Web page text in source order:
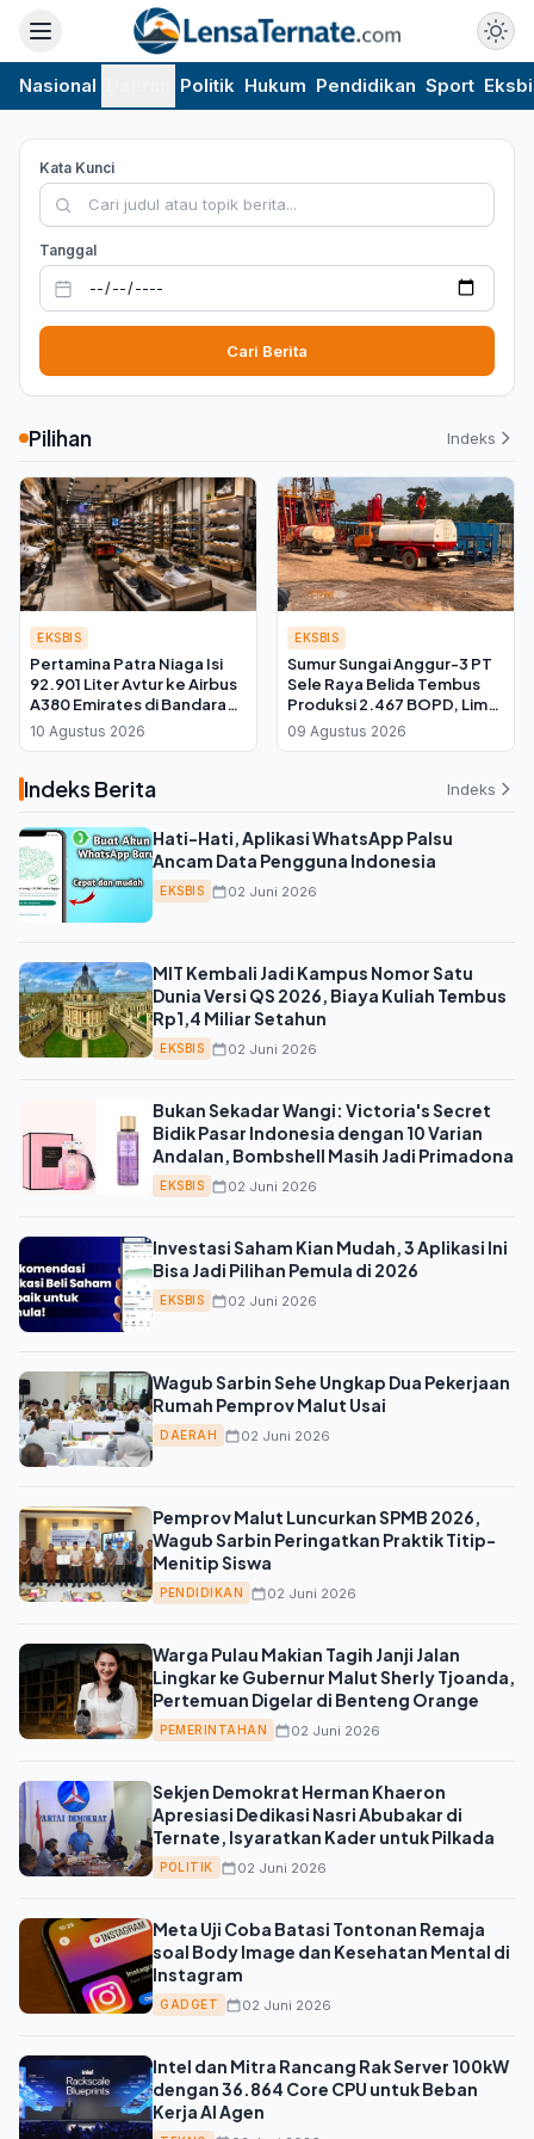
Nasional Politik Hukum Pendidikan Sport
Kata Kunci
Tanggal
Cari Berita
Pilihan Indeks
EKSBIS
Pertamina Patra Niaga Isi
92.901 Liter Avtur ke Airbus
A380 Emirates di Bandara
Soekarno-Hatta
10 Agustus 2026
EKSBIS
Sumur Sungai Anggur-3 PT
Sele Raya Belida Tembus
Produksi 2.467 BOPD, Lima
Kali Lipat dari Target
09 Agustus 2026
Indeks Berita Indeks
Hati-Hati, Aplikasi WhatsApp Palsu
Ancam Data Pengguna Indonesia
EKSBIS 02 Juni 2026
MIT Kembali Jadi Kampus Nomor Satu
Dunia Versi QS 2026, Biaya Kuliah Tembus
Rp1,4 Miliar Setahun
EKSBIS 02 Juni 2026
Bukan Sekadar Wangi: Victoria's Secret
Bidik Pasar Indonesia dengan 10 Varian
Andalan, Bombshell Masih Jadi Primadona
EKSBIS 02 Juni 2026
Investasi Saham Kian Mudah, 3 Aplikasi Ini
Bisa Jadi Pilihan Pemula di 2026
EKSBIS 02 Juni 2026
Wagub Sarbin Sehe Ungkap Dua Pekerjaan
Rumah Pemprov Malut Usai
DAERAH 02 Juni 2026
Pemprov Malut Luncurkan SPMB 2026,
Wagub Sarbin Peringatkan Praktik Titip-
Menitip Siswa
PENDIDIKAN 02 Juni 2026
Warga Pulau Makian Tagih Janji Jalan
Lingkar ke Gubernur Malut Sherly Tjoanda,
Pertemuan Digelar di Benteng Orange
PEMERINTAHAN 02 Juni 2026
Sekjen Demokrat Herman Khaeron
Apresiasi Dedikasi Nasri Abubakar di
Ternate, Isyaratkan Kader untuk Pilkada
POLITIK 02 Juni 2026
Meta Uji Coba Batasi Tontonan Remaja
soal Body Image dan Kesehatan Mental di
Instagram
GADGET 02 Juni 2026
Intel dan Mitra Rancang Rak Server 100kW
dengan 36.864 Core CPU untuk Beban
Kerja AI Agen